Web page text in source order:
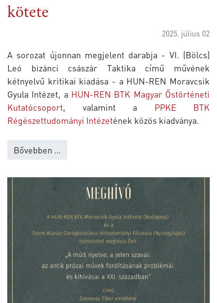
kötete
2025. július 02
A sorozat újonnan megjelent darabja - VI. (Bölcs)
Leó bizánci császár Taktika című művének
kétnyelvű kritikai kiadása - a HUN-REN Moravcsik
Gyula Intézet, a HUN-REN BTK Magyar Őstörténeti
Kutatócsoport , valamint a PPKE BTK
Régészettudományi Intézetének közös kiadványa.
Bővebben …